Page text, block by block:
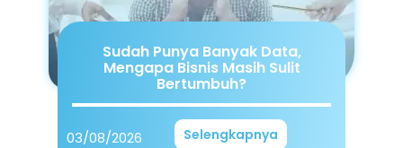
Sudah Punya Banyak Data,
Mengapa Bisnis Masih Sulit
Bertumbuh?
03/08/2026 Selengkapnya